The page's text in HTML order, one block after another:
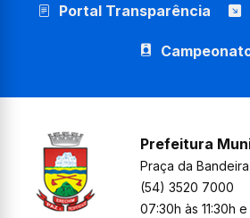
Portal Transparência
Prefeitura
Praça da
(54) 3520 7000
07:30h às 11:30h